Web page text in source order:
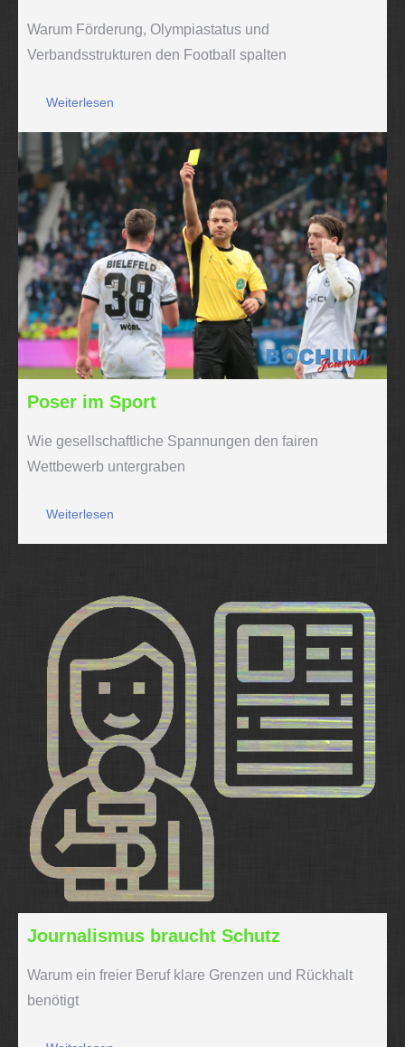
Warum Förderung, Olympiastatus und
Verbandsstrukturen den Football spalten
Weiterlesen
Poser im Sport
Wie gesellschaftliche Spannungen den fairen
Wettbewerb untergraben
Weiterlesen
Journalismus braucht Schutz
Warum ein freier Beruf klare Grenzen und Rückhalt
benötigt